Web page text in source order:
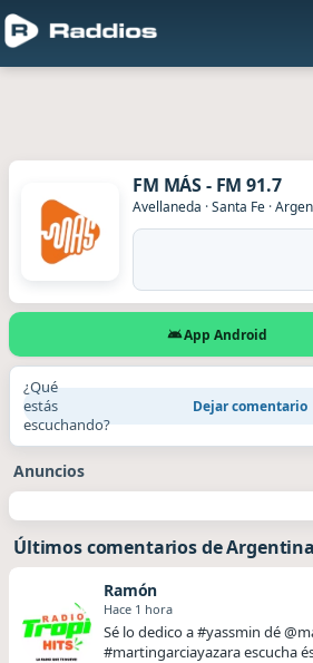
FM MÁS - FM 91.7
Avellaneda ·Santa Fe ·
App Android
¿Qué
estás
escuchando?
Dejar comentario
Anuncios
Últimos comentarios de Argentina
Ramón
Hace 1 hora
Sé lo dedico a #yassmin dé
#martingarciayazara escucha